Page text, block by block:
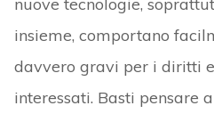
insieme, comportano
davvero gravi per i diritti
interessati. Basti pensare